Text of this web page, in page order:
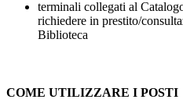
terminali collegati al
richiedere in prestito/
Biblioteca
COME UTILIZZARE I POSTI